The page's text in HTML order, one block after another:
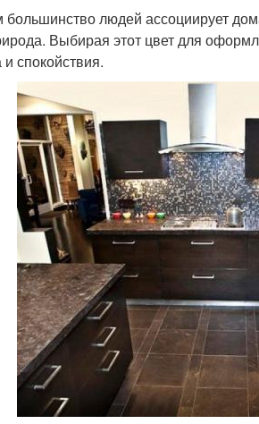
людей ассоциирует
Выбирая этот цвет для
спокойствия.